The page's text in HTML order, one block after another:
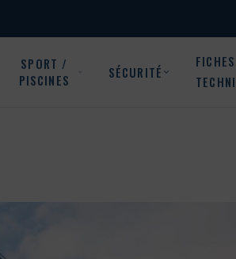
SPORT /
PISCINES
SÉCURITÉ
FICHES